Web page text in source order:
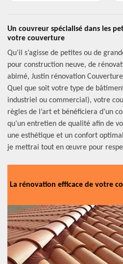
Un couvreur spécialisé dans les
votre couverture
Qu’il s’agisse de petites ou de
pour construction neuve, de
abimé, Justin rénovation
Quel que soit votre type de
industriel ou commercial), votre
règles de l’art et bénéficiera d’un
qu’un entretien de qualité afin de
une esthétique et un confort
je mettrai tout en œuvre pour
La rénovation efficace de votre